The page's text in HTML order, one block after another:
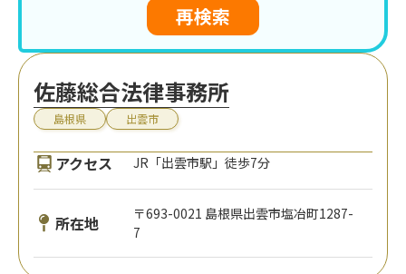
再検索
佐藤総合法律事務所
島根県 出雲市
アクセス JR「出雲市駅」徒歩7分
所在地
〒693-0021 島根県出雲市塩冶町1287-
7